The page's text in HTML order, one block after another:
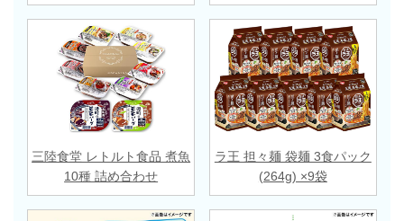
三陸食堂 レトルト食品 煮魚
10種 詰め合わせ
ラ王 担々麺 袋麺 3食パック
(264g) ×9袋